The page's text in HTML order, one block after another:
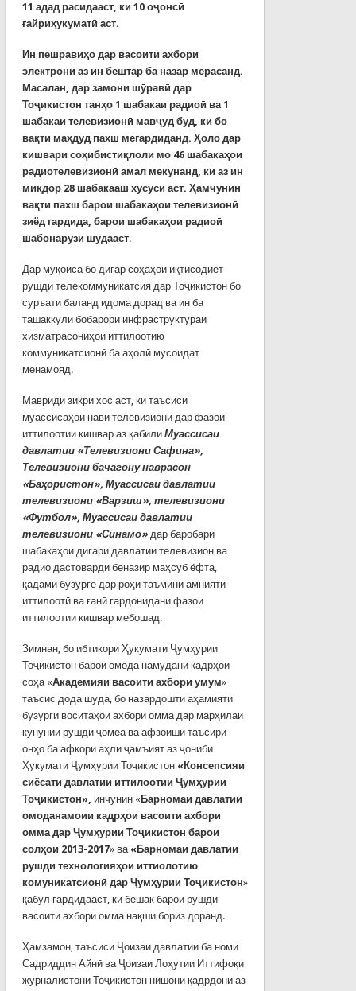
11 адад расидааст, ки 10 оҷонсӣ
ғайриҳукуматӣ аст.
Ин пешравиҳо дар васоити ахбори
электронӣ аз ин бештар ба назар мерасанд.
Масалан, дар замони шӯравӣ дар
Тоҷикистон танҳо 1 шабакаи радиоӣ ва 1
шабакаи телевизионӣ мавҷуд буд, ки бо
вақти маҳдуд пахш мегардиданд. Ҳоло дар
кишвари соҳибистиқлоли мо 46 шабакаҳои
радиотелевизионӣ амал мекунанд, ки аз ин
миқдор 28 шабакааш хусусӣ аст. Ҳамчунин
вақти пахш барои шабакаҳои телевизионӣ
зиёд гардида, барои шабакаҳои радиоӣ
шабонарӯзӣ шудааст.
Дар муқоиса бо дигар соҳаҳои иқтисодиёт
рушди телекоммуникатсия дар Тоҷикистон бо
суръати баланд идома дорад ва ин ба
ташаккули бобарори инфраструктураи
хизматрасониҳои иттилоотию
коммуникатсионӣ ба аҳолӣ мусоидат
менамояд.
Мавриди зикри хос аст, ки таъсиси
муассисаҳои нави телевизионӣ дар фазои
иттилоотии кишвар аз қабили Муассисаи
давлатии «Телевизиони Сафина»,
Телевизиони бачагону наврасон
«Баҳористон», Муассисаи давлатии
телевизиони «Варзиш», телевизиони
«Футбол», Муассисаи давлатии
телевизиони «Синамо»дар баробари
шабакаҳои дигари давлатии телевизион ва
радио дастоварди беназир маҳсуб ёфта,
қадами бузурге дар роҳи таъмини амнияти
иттилоотӣ ва ғанӣ гардонидани фазои
иттилоотии кишвар мебошад.
Зимнан, бо ибтикори Ҳукумати Ҷумҳурии
Тоҷикистон барои омода намудани кадрҳои
соҳа «Академияи васоити ахбори умум»
таъсис дода шуда, бо назардошти аҳамияти
бузурги воситаҳои ахбори омма дар марҳилаи
кунунии рушди ҷомеа ва афзоиши таъсири
онҳо ба афкори аҳли ҷамъият аз ҷониби
Ҳукумати Ҷумҳурии Тоҷикистон «Консепсияи
сиёсати давлатии иттилоотии Ҷумҳурии
Тоҷикистон», инчунин «Барномаи давлатии
омоданамоии кадрҳои васоити ахбори
омма дар Ҷумҳурии Тоҷикистон барои
солҳои 2013-2017» ва «Барномаи давлатии
рушди технологияҳои иттиолотию
комуникатсионӣ дар Ҷумҳурии Тоҷикистон»
қабул гардидааст, ки бешак барои рушди
васоити ахбори омма нақши бориз доранд.
Ҳамзамон, таъсиси Ҷоизаи давлатии ба номи
Садриддин Айнӣ ва Ҷоизаи Лоҳутии Иттифоқи
журналистони Тоҷикистон нишони қадрдонӣ аз